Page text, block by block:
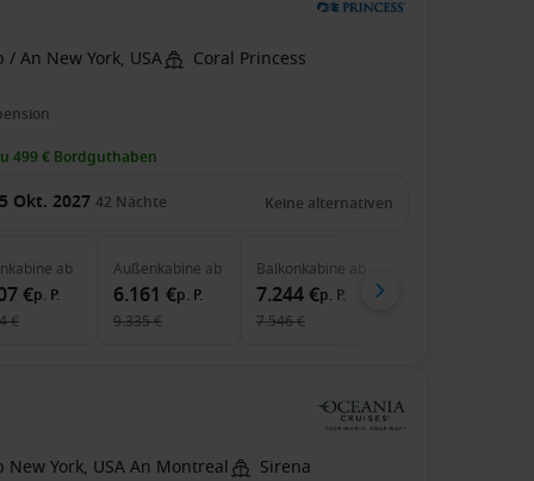
/ An New York, USA Coral Princess
499 € Bordguthaben
Okt. 2027 42 Nächte Keine alternativen
ab
€p. P.
€
Außenkabine ab
6.161 €p. P.
9.335 €
Balkonkabine ab
7.244 €p. P.
7.546 €
New York, USA An Montreal Sirena